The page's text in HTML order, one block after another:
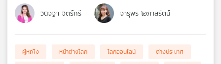
วินิจฐา จิตร์กรี จารุพร โอภาสรัตน์
ผู้หญิง หน้าต่างโลก โลกออนไลน์
ต่างประเทศ